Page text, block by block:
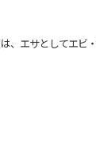
エサとしてエビ